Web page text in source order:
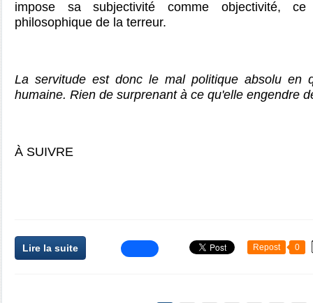
impose sa subjectivité comme objectivité,
philosophique de la terreur.
La servitude est donc le mal politique absolu en
humaine. Rien de surprenant à ce qu'elle engendre
À SUIVRE
Lire la suite Repost 0